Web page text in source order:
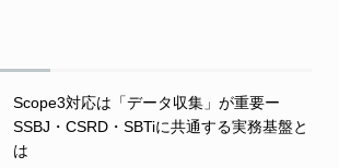
Scope3対応は「データ収集」が重要ー
SSBJ・CSRD・SBTiに共通する実務基盤と
は